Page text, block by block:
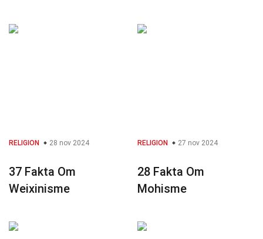
RELIGION 28 nov 2024
37 Fakta Om
Weixinisme
RELIGION 27 nov 2024
28 Fakta Om
Mohisme